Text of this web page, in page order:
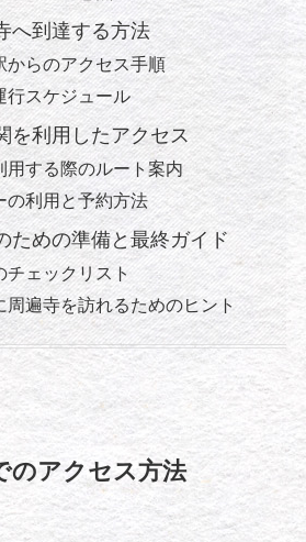
へ到達する方法
からのアクセス手順
行スケジュール
を利用したアクセス
用する際のルート案内
の利用と予約方法
ための準備と最終ガイド
チェックリスト
周遍寺を訪れるためのヒント
のアクセス方法